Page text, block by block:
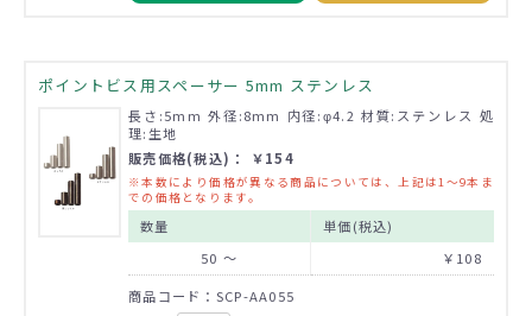
ポイントビス用スペーサー 5mm ステンレス
長さ:5mm 外径:8mm 内径:φ4.2 材質:ステンレス 処
理:生地
販売価格(税込)： ￥154
※本数により価格が異なる商品については、上記は1～9本ま
での価格となります。
数量
単価(税込)
50 ～
￥108
商品コード：SCP-AA055